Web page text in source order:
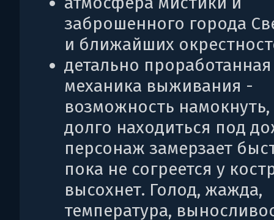
заброшенного города
и ближайших
детально проработанная
механика выживания -
возможность намокнуть,
долго находиться под
персонаж замерзает
пока не согреется у
высохнет. Голод, жажда,
температура,